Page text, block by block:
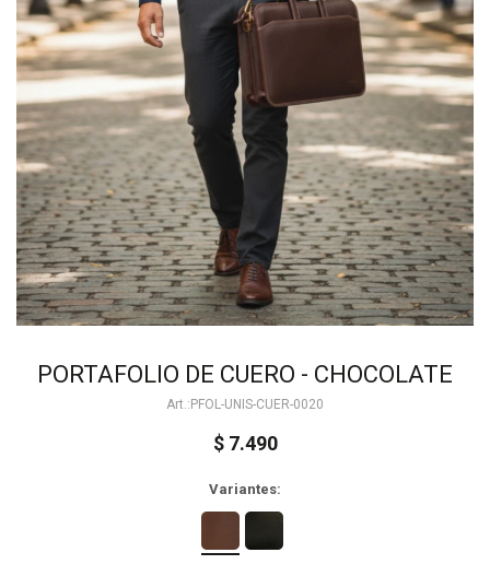
PORTAFOLIO DE CUERO - CHOCOLATE
PFOL-UNIS-CUER-0020
$ 7.490
Variantes: